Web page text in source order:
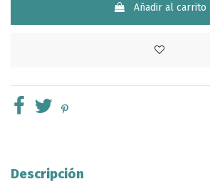
Añadir al carrito
Descripción